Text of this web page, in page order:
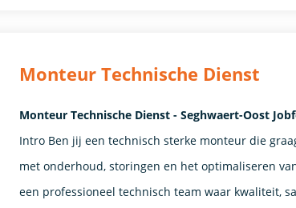
Monteur Technische Dienst
Monteur Technische Dienst - Seghwaert-Oost
Intro Ben jij een technisch sterke monteur die
met onderhoud, storingen en het optimaliseren
een professioneel technisch team waar kwaliteit,